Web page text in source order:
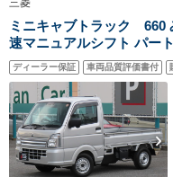
三菱
ミニキャブトラック 660
速マニュアルシフト パー
ンサー 衝突被害軽減ブレ
ト オートマチックハイビ
ウィンドウ パワーステア
ディーラー保証 車両品質評価書付